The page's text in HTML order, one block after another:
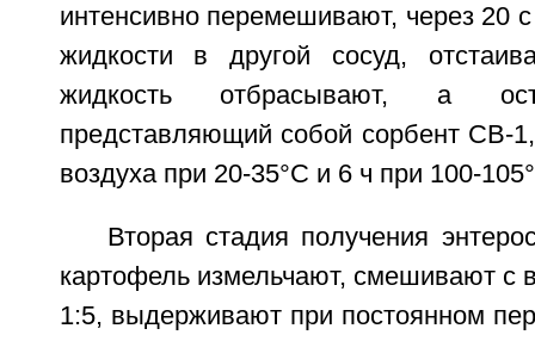
интенсивно перемешивают, через 20
жидкости в другой сосуд,
жидкость отбрасывают, а
представляющий собой сорбент СВ-
воздуха при 20-35°С и 6 ч при 100-
Вторая стадия получения
картофель измельчают, смешивают с
1:5, выдерживают при постоянном